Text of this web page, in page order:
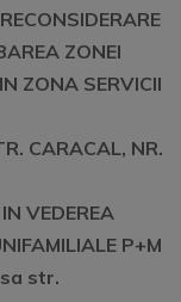
RECONSIDERARE
ZONEI
ZONA SERVICII
CARACAL, NR.
IN VEDEREA
P+M
str.